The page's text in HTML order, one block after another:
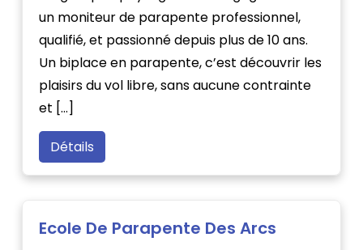
un moniteur de parapente professionnel,
qualifié, et passionné depuis plus de 10 ans.
Un biplace en parapente, c’est découvrir les
plaisirs du vol libre, sans aucune contrainte
et […]
Détails
Ecole De Parapente Des Arcs